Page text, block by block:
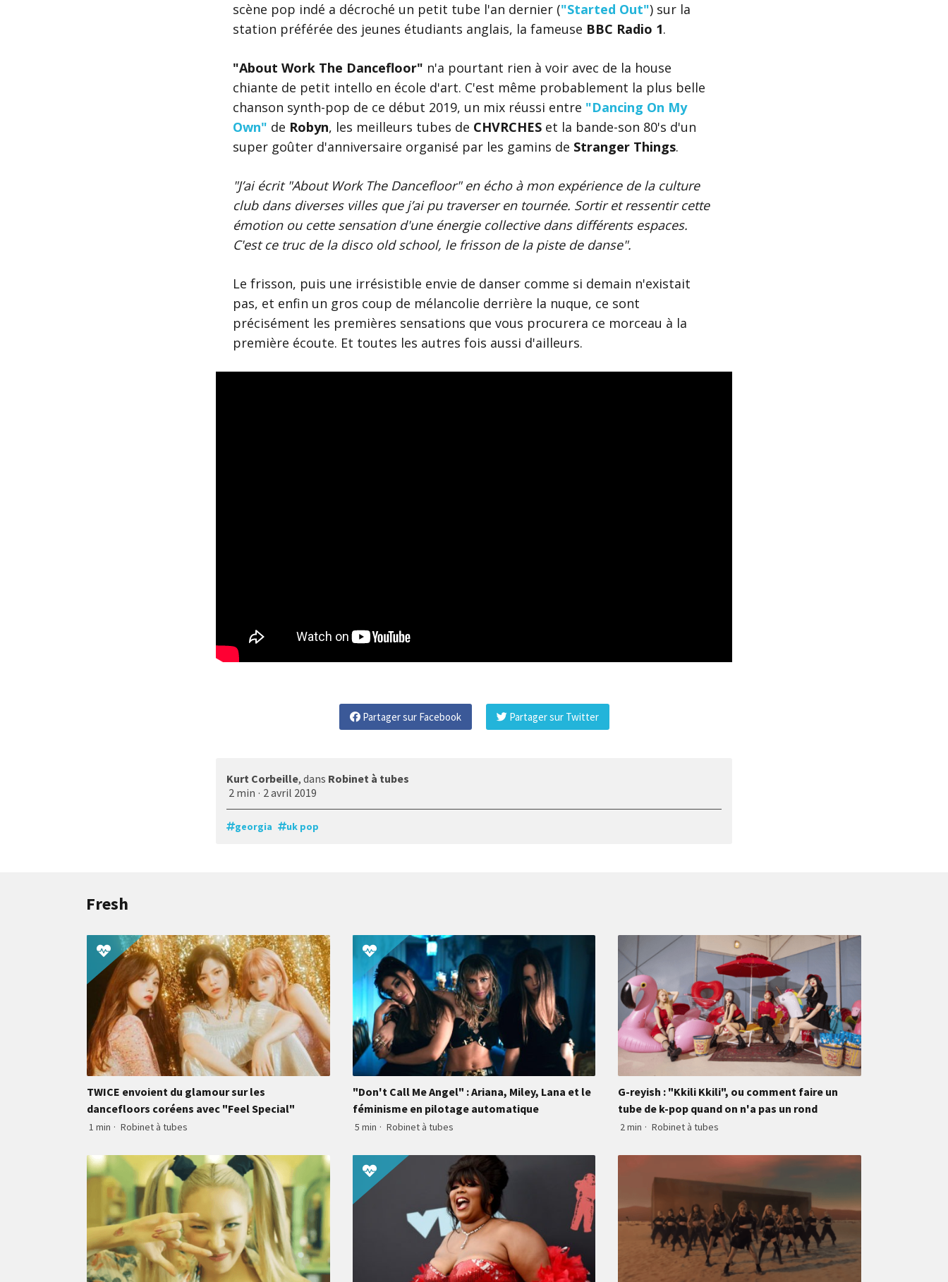
scène pop indé a décroché un petit tube l'an dernier ("Started Out") sur la
station préférée des jeunes étudiants anglais, la fameuse BBC Radio 1.
"About Work The Dancefloor" n'a pourtant rien à voir avec de la house
chiante de petit intello en école d'art. C'est même probablement la plus belle
chanson synth-pop de ce début 2019, un mix réussi entre "Dancing On My
Own" de Robyn, les meilleurs tubes de CHVRCHES et la bande-son 80's d'un
super goûter d'anniversaire organisé par les gamins de Stranger Things.
"J’ai écrit "About Work The Dancefloor" en écho à mon expérience de la culture
club dans diverses villes que j’ai pu traverser en tournée. Sortir et ressentir cette
émotion ou cette sensation d'une énergie collective dans différents espaces.
C'est ce truc de la disco old school, le frisson de la piste de danse".
Le frisson, puis une irrésistible envie de danser comme si demain n'existait
pas, et enfin un gros coup de mélancolie derrière la nuque, ce sont
précisément les premières sensations que vous procurera ce morceau à la
première écoute. Et toutes les autres fois aussi d'ailleurs.
Partager sur Facebook Partager sur Twitter
Kurt Corbeille, dans Robinet à tubes
2 min · 2 avril 2019
georgia uk pop
Fresh
TWICE envoient du glamour sur les
dancefloors coréens avec "Feel Special"
1 min · Robinet à tubes
"Don't Call Me Angel" : Ariana, Miley, Lana et le
féminisme en pilotage automatique
5 min · Robinet à tubes
G-reyish : "Kkili Kkili", ou comment faire un
tube de k-pop quand on n'a pas un rond
2 min · Robinet à tubes